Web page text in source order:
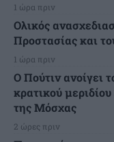
1 ώρα πριν
Ολικός
Προστασίας και
1 ώρα πριν
Ο Πούτιν ανοίγει
κρατικού
της Μόσχας
2 ώρες πριν